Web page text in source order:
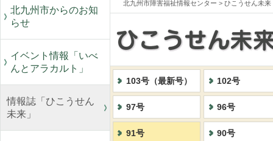
北九州市からのお知
らせ
イベント情報「いべ
んとアラカルト」
情報誌「ひこうせん
未来」
北九州市障害福祉情報センター > ひこうせん未来
103号（最新号） 102号
97号 96号
91号 90号